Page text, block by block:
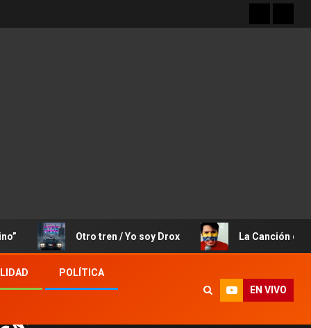
Otro tren / Yo soy Drox La Canción de José
POLÍTICA
EN VIVO